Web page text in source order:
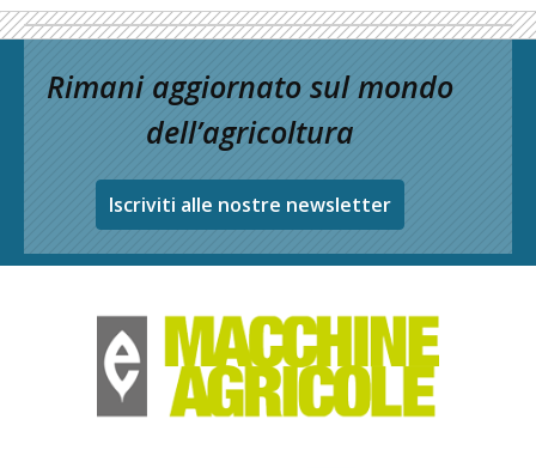
Rimani aggiornato sul mondo
dell’agricoltura
Iscriviti alle nostre newsletter